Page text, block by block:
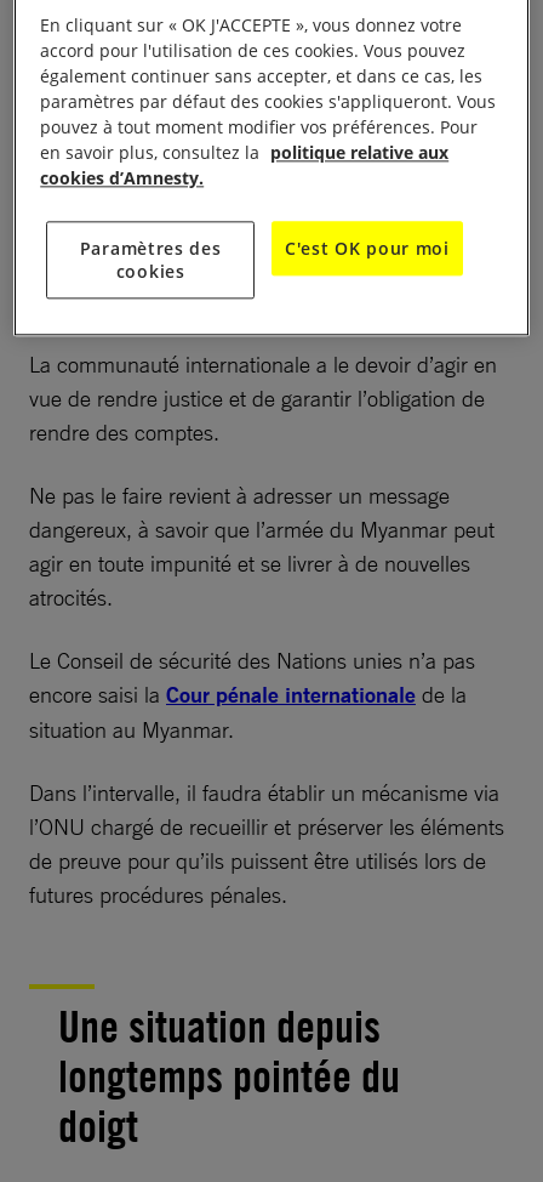
Un rapport accablant
Ce rapport s’ajoute à la montagne de preuves
attestant de crimes de droit international commis
une enquête pénale indépendante et montre
clairement que les autorités du Myanmar sont
incapables de traduire en justice les responsables.
La communauté internationale a le devoir d’agir en
vue de rendre justice et de garantir l’obligation de
rendre des comptes.
Ne pas le faire revient à adresser un message
dangereux, à savoir que l’armée du Myanmar peut
agir en toute impunité et se livrer à de nouvelles
atrocités.
Le Conseil de sécurité des Nations unies n’a pas
encore saisi la Cour pénale internationale de la
situation au Myanmar.
Dans l’intervalle, il faudra établir un mécanisme via
l’ONU chargé de recueillir et préserver les éléments
de preuve pour qu’ils puissent être utilisés lors de
futures procédures pénales.
Une situation depuis
longtemps pointée du
doigt
En cliquant sur « OK J'ACCEPTE », vous donnez votre
accord pour l'utilisation de ces cookies. Vous pouvez
également continuer sans accepter, et dans ce cas, les
paramètres par défaut des cookies s'appliqueront. Vous
pouvez à tout moment modifier vos préférences. Pour
en savoir plus, consultez la politique relative aux
cookies d’Amnesty.
Paramètres des
cookies
C'est OK pour moi